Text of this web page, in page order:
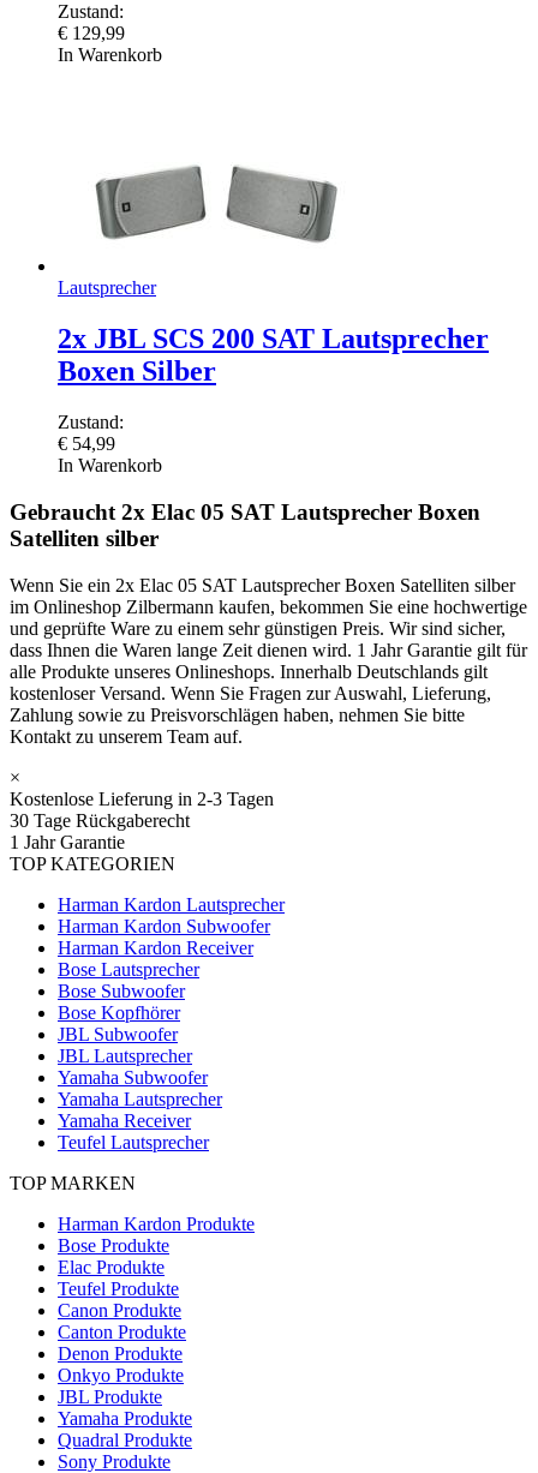
Zustand:
€ 129,99
In Warenkorb
Lautsprecher
2x JBL SCS 200 SAT Lautsprecher
Boxen Silber
Zustand:
€ 54,99
In Warenkorb
Gebraucht 2x Elac 05 SAT Lautsprecher Boxen
Satelliten silber
Wenn Sie ein 2x Elac 05 SAT Lautsprecher Boxen Satelliten silber
im Onlineshop Zilbermann kaufen, bekommen Sie eine hochwertige
und geprüfte Ware zu einem sehr günstigen Preis. Wir sind sicher,
dass Ihnen die Waren lange Zeit dienen wird. 1 Jahr Garantie gilt für
alle Produkte unseres Onlineshops. Innerhalb Deutschlands gilt
kostenloser Versand. Wenn Sie Fragen zur Auswahl, Lieferung,
Zahlung sowie zu Preisvorschlägen haben, nehmen Sie bitte
Kontakt zu unserem Team auf.
×
Kostenlose Lieferung in 2-3 Tagen
30 Tage Rückgaberecht
1 Jahr Garantie
TOP KATEGORIEN
Harman Kardon Lautsprecher
Harman Kardon Subwoofer
Harman Kardon Receiver
Bose Lautsprecher
Bose Subwoofer
Bose Kopfhörer
JBL Subwoofer
JBL Lautsprecher
Yamaha Subwoofer
Yamaha Lautsprecher
Yamaha Receiver
Teufel Lautsprecher
TOP MARKEN
Harman Kardon Produkte
Bose Produkte
Elac Produkte
Teufel Produkte
Canon Produkte
Canton Produkte
Denon Produkte
Onkyo Produkte
JBL Produkte
Yamaha Produkte
Quadral Produkte
Sony Produkte